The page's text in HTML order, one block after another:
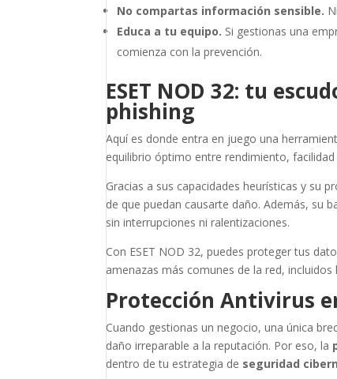
No compartas información sensible.
Educa a tu equipo. Si gestionas una
comienza con la prevención.
ESET NOD 32: tu
phishing
Aquí es donde entra en juego una
equilibrio óptimo entre rendimiento,
Gracias a sus capacidades heurísticas y su
de que puedan causarte daño. Además, su
sin interrupciones ni ralentizaciones.
Con ESET NOD 32, puedes proteger tus
amenazas más comunes de la red,
Protección Antivirus
Cuando gestionas un negocio, una única
daño irreparable a la reputación. Por eso, la
dentro de tu estrategia de seguridad